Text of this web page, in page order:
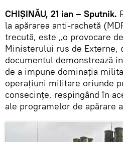
CHIȘINĂU, 21 ian – Sputnik.
la apărarea anti-rachetă
trecută, este „o provocare
Ministerului rus de Externe,
documentul demonstrează
de a impune dominația
operațiuni militare oriunde
consecinţe, respingând în
ale programelor de apărare